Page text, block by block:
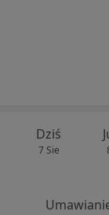
Dziś
7 Sie